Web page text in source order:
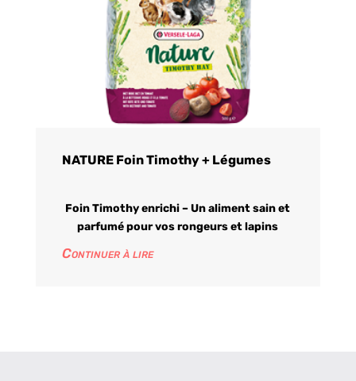
NATURE Foin Timothy + Légumes
Foin Timothy enrichi – Un aliment sain et
parfumé pour vos rongeurs et lapins
Continuer à lire